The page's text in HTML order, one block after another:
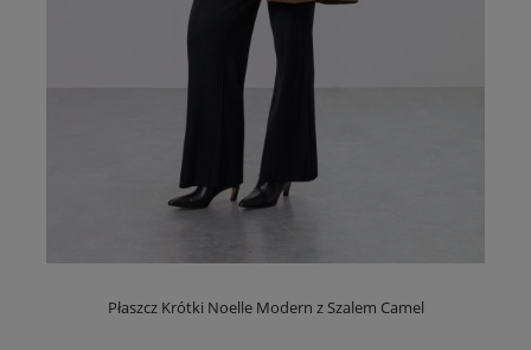
Płaszcz Krótki Noelle Modern z Szalem Camel